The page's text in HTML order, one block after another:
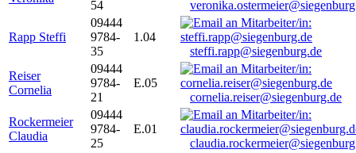
54
Rapp Steffi
09444
9784-
35
1.04
steffi.rapp@siegenburg.de
Reiser
Cornelia
09444
9784-
21
E.05
cornelia.reiser@siegenburg.de
Rockermeier
Claudia
09444
9784-
25
E.01